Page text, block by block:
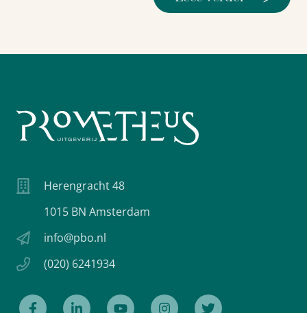
Herengracht 48
1015 BN Amsterdam
info@pbo.nl
(020) 6241934